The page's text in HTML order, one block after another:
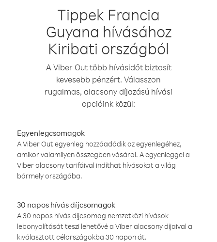
Tippek Francia
Guyana hívásához
Kiribati országból
A Viber Out több hívásidőt biztosít
kevesebb pénzért. Válasszon
rugalmas, alacsony díjazású hívási
opcióink közül:
Egyenlegcsomagok
A Viber Out egyenleg hozzáadódik az egyenlegéhez,
amikor valamilyen összegben vásárol. A egyenleggel a
Viber alacsony tarifáival indíthat hívásokat a világ
bármely országába.
30 napos hívás díjcsomagok
A 30 napos hívás díjcsomag nemzetközi hívások
lebonyolítását teszi lehetővé a Viber alacsony díjaival a
kiválasztott célországokba 30 napon át.